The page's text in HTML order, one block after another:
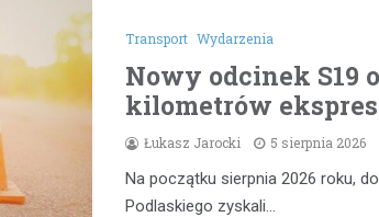
Transport Wydarzenia
Nowy odcinek
kilometrów
Łukasz Jarocki 5 sierpnia 2026
Na początku sierpnia 2026 roku,
Podlaskiego zyskali…